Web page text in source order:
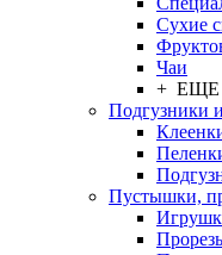
Сухие
Чаи
+ ЕЩЕ
Подгузники
Пустышки,